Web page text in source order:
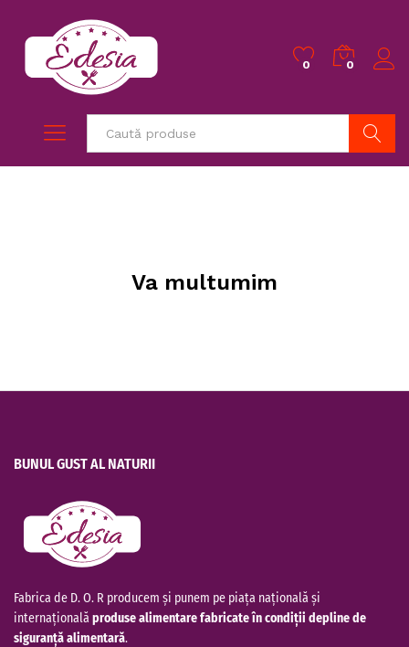
0 0
Va multumim
BUNUL GUST AL NATURII
Fabrica de D. O. R producem și punem pe piața națională și
internaționalăproduse alimentare fabricate în condiții depline de
siguranță alimentară.